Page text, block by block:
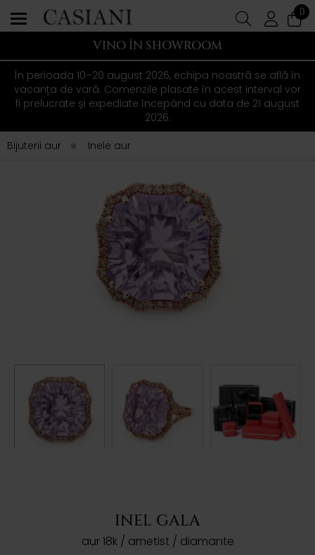
0
VINO ÎN SHOWROOM
În perioada 10–20 august 2026, echipa noastră se află în
vacanța de vară. Comenzile plasate în acest interval vor
fi prelucrate și expediate începând cu data de 21 august
2026.
Bijuterii aur
Inele aur
INEL GALA
aur 18k / ametist / diamante